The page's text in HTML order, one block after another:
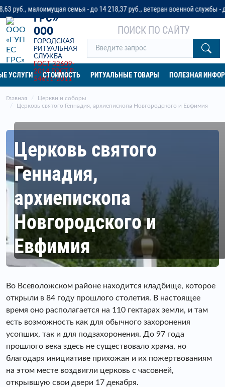
семья - до 14 218,37 руб., ветеран военной службы - до 32
«ГУП ЕС
ГРС»
ООО
ГОРОДСКАЯ
РИТУАЛЬНАЯ
СЛУЖБА
ГОСТ 32609-
2014 ГОСТ Р
54611-2011
ПОИСК ПО САЙТУ
УСЛУГИ СТОИМОСТЬ РИТУАЛЬНЫЕ ТОВАРЫ ПОЛЕЗНАЯ
Главная
Церкви и соборы
Церковь святого Геннадия, архиепископа Новгородского и Евфимия
Церковь святого
Геннадия,
архиепископа
Новгородского и
Евфимия
Во Всеволожском районе находится кладбище, которое
открыли в 84 году прошлого столетия. В настоящее
время оно располагается на 110 гектарах земли, и там
есть возможность как для обычного захоронения
усопших, так и для подзахоронения. До 97 года
прошлого века здесь не существовало храма, но
благодаря инициативе прихожан и их пожертвованиям
на этом месте воздвигли церковь с часовней,
открывшую свои двери 17 декабря.